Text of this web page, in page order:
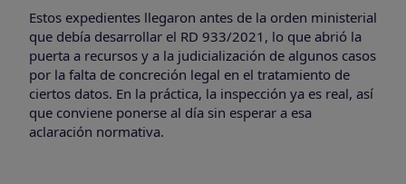
Estos expedientes llegaron antes de la orden ministerial
que debía desarrollar el RD 933/2021, lo que abrió la
puerta a recursos y a la judicialización de algunos casos
por la falta de concreción legal en el tratamiento de
ciertos datos. En la práctica, la inspección ya es real, así
que conviene ponerse al día sin esperar a esa
aclaración normativa.